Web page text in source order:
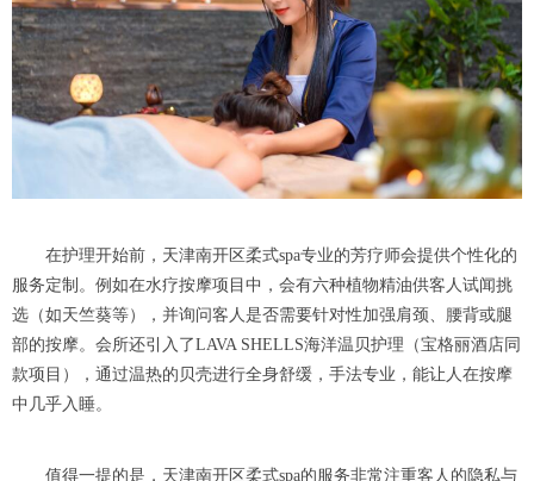
在护理开始前，天津南开区柔式spa专业的芳疗师会提供个性化的
服务定制。例如在水疗按摩项目中，会有六种植物精油供客人试闻挑
选（如天竺葵等），并询问客人是否需要针对性加强肩颈、腰背或腿
部的按摩。会所还引入了LAVA SHELLS海洋温贝护理（宝格丽酒店同
款项目），通过温热的贝壳进行全身舒缓，手法专业，能让人在按摩
中几乎入睡。
值得一提的是，天津南开区柔式spa的服务非常注重客人的隐私与